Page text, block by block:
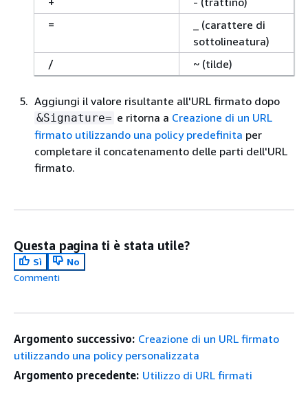
=
_ (carattere di
sottolineatura)
/
~ (tilde)
Aggiungi il valore risultante all'URL firmato dopo
&Signature= e ritorna a Creazione di un URL
firmato utilizzando una policy predefinita per
completare il concatenamento delle parti dell'URL
firmato.
Questa pagina ti è stata utile?
Sì
No
Commenti
Argomento successivo: Creazione di un URL firmato
utilizzando una policy personalizzata
Argomento precedente: Utilizzo di URL firmati